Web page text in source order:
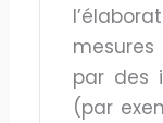
par des
(par